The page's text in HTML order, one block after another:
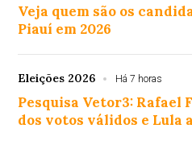
Veja quem são os
Piauí em 2026
Eleições 2026 Há 7 horas
Pesquisa Vetor3: Rafael
dos votos válidos e Lula